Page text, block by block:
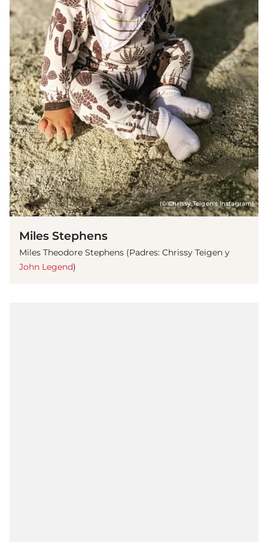
(© Chrissy Teigen's Instagram)
Miles Stephens
Miles Theodore Stephens (Padres: Chrissy Teigen y
John Legend)